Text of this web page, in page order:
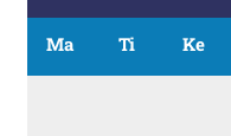
Ma Ti Ke